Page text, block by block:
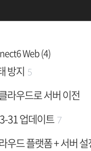
Web (4)
방지 5
라우드로 서버 이전
31 업데이트 7
우드 플랫폼 + 서버 설